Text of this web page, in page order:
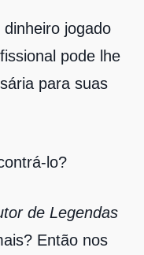
jogado
pode lhe
para suas
lo?
de Legendas
Então nos